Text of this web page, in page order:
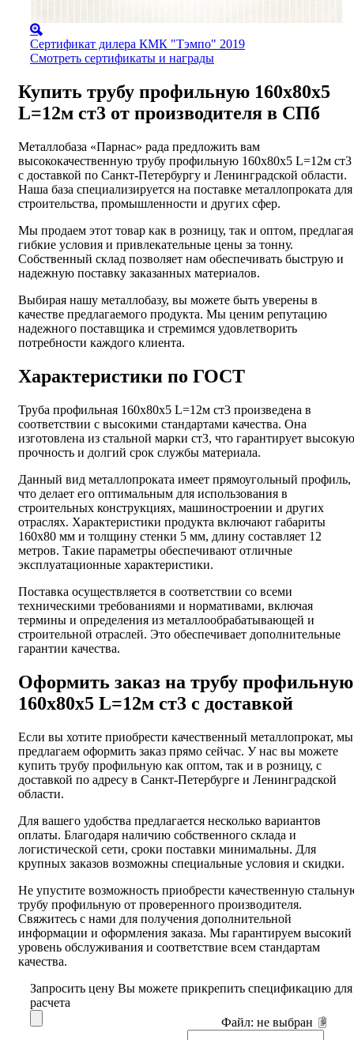
Сертификат дилера КМК "Тэмпо" 2019
Смотреть сертификаты и награды
Купить трубу профильную 160х80х5
L=12м ст3 от производителя в СПб
Металлобаза «Парнас» рада предложить вам
высококачественную трубу профильную 160х80х5 L=12м ст3
с доставкой по Санкт-Петербургу и Ленинградской области.
Наша база специализируется на поставке металлопроката для
строительства, промышленности и других сфер.
Мы продаем этот товар как в розницу, так и оптом, предлагая
гибкие условия и привлекательные цены за тонну.
Собственный склад позволяет нам обеспечивать быструю и
надежную поставку заказанных материалов.
Выбирая нашу металлобазу, вы можете быть уверены в
качестве предлагаемого продукта. Мы ценим репутацию
надежного поставщика и стремимся удовлетворить
потребности каждого клиента.
Характеристики по ГОСТ
Труба профильная 160х80х5 L=12м ст3 произведена в
соответствии с высокими стандартами качества. Она
изготовлена из стальной марки ст3, что гарантирует высокую
прочность и долгий срок службы материала.
Данный вид металлопроката имеет прямоугольный профиль,
что делает его оптимальным для использования в
строительных конструкциях, машиностроении и других
отраслях. Характеристики продукта включают габариты
160х80 мм и толщину стенки 5 мм, длину составляет 12
метров. Такие параметры обеспечивают отличные
эксплуатационные характеристики.
Поставка осуществляется в соответствии со всеми
техническими требованиями и нормативами, включая
термины и определения из металлообрабатывающей и
строительной отраслей. Это обеспечивает дополнительные
гарантии качества.
Оформить заказ на трубу профильную
160х80х5 L=12м ст3 с доставкой
Если вы хотите приобрести качественный металлопрокат, мы
предлагаем оформить заказ прямо сейчас. У нас вы можете
купить трубу профильную как оптом, так и в розницу, с
доставкой по адресу в Санкт-Петербурге и Ленинградской
области.
Для вашего удобства предлагается несколько вариантов
оплаты. Благодаря наличию собственного склада и
логистической сети, сроки поставки минимальны. Для
крупных заказов возможны специальные условия и скидки.
Не упустите возможность приобрести качественную
трубу профильную от проверенного производителя.
Свяжитесь с нами для получения дополнительной
информации и оформления заказа. Мы гарантируем высокий
уровень обслуживания и соответствие всем стандартам
качества.
Запросить цену Вы можете прикрепить спецификацию для
расчета
Файл: не выбран